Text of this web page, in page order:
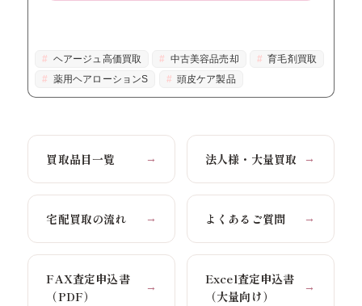
ヘアージュ高価買取 中古美容品売却
育毛剤買取
薬用ヘアローションS
頭皮ケア製品
買取品目一覧 → 法人様・大量買取 →
宅配買取の流れ → よくあるご質問 →
FAX査定申込書
（PDF）
→
Excel査定申込書
（大量向け）
→